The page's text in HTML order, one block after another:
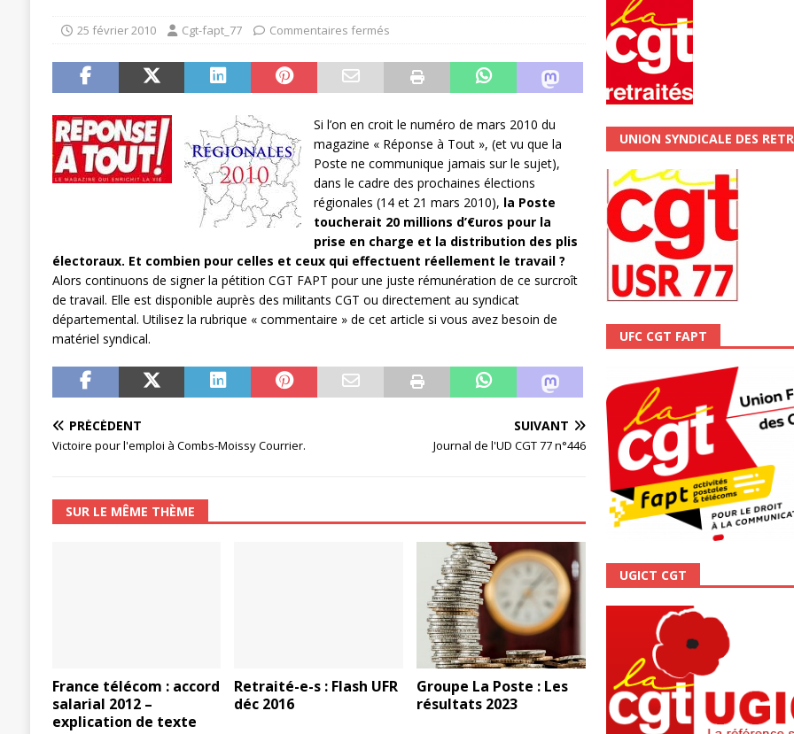
[ 3 avril 2026 ] Mutuelle : encore des changements et…. des augmentations pour les salariéS !!!
POSTAL
[ 19 septembre 2025 ] La Poste -Projet de développement de la Direction Commerciale DDCE/Télévente :
SECTEUR POSTAL
[ 16 septembre 2025 ] La Poste – Activités Sociales et Culturelles : Un droit, pas un cadeau !
POSTAL
[ 11 septembre 2025 ] Chronopost – ChronoScope n°126
AUTRES TRACTS
1er MAI 2024 ACTUALITÉ
25 février 2010 Cgt-fapt_77 Commentaires fermés
Si l’on en croit le numéro de mars 2010 du
magazine « Réponse à Tout », (et vu que la
Poste ne communique jamais sur le sujet),
dans le cadre des prochaines élections
régionales (14 et 21 mars 2010), la Poste
toucherait 20 millions d’€uros pour la
prise en charge et la distribution des plis
électoraux. Et combien pour celles et ceux qui effectuent réellement le travail ?
Alors continuons de signer la pétition CGT FAPT pour une juste rémunération de ce surcroît
de travail. Elle est disponible auprès des militants CGT ou directement au syndicat
départemental. Utilisez la rubrique « commentaire » de cet article si vous avez besoin de
matériel syndical.
PRÉCÉDENT
Victoire pour l'emploi à Combs-Moissy Courrier.
SUIVANT
Journal de l'UD CGT 77 n°446
SUR LE MÊME THÈME
France télécom : accord
salarial 2012 –
explication de texte
Retraité-e-s : Flash UFR
déc 2016
Groupe La Poste : Les
résultats 2023
UNION SYNDICALE DES
UFC CGT FAPT
UGICT CGT